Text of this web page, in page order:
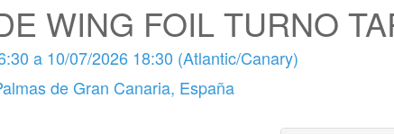
WING FOIL TURNO
a 10/07/2026 18:30 (Atlantic/Canary)
de Gran Canaria, España